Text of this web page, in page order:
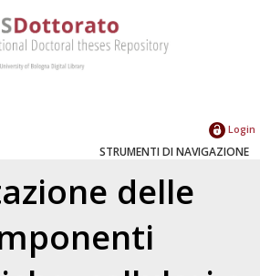
Login
STRUMENTI DI NAVIGAZIONE
delle